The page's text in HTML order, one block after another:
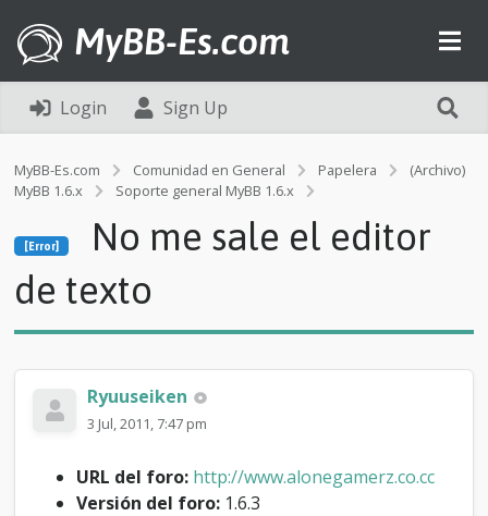
MyBB-Es.com
Login Sign Up
MyBB-Es.com Comunidad en General Papelera
(Archivo)
MyBB 1.6.x
Soporte general MyBB 1.6.x
N
a
e
i
[Error]
No me sale el editor
de texto
Ryuuseiken
3 Jul, 2011, 7:47 pm
URL del foro: http://www.alonegamerz.co.cc
Versión del foro: 1.6.3